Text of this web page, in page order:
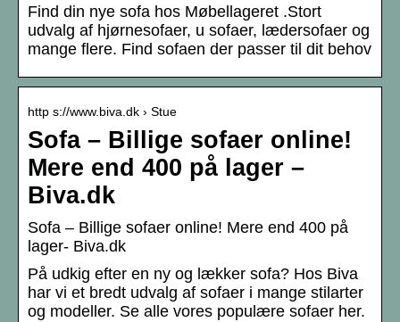
Find din nye sofa hos Møbellageret .Stort
udvalg af hjørnesofaer, u sofaer, lædersofaer og
mange flere. Find sofaen der passer til dit behov
http s://www.biva.dk › Stue
Sofa – Billige sofaer online!
Mere end 400 på lager –
Biva.dk
Sofa – Billige sofaer online! Mere end 400 på
lager- Biva.dk
På udkig efter en ny og lækker sofa? Hos Biva
har vi et bredt udvalg af sofaer i mange stilarter
og modeller. Se alle vores populære sofaer her.